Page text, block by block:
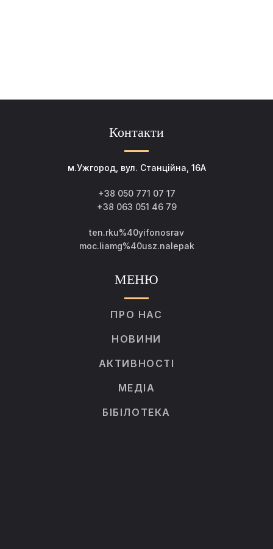
Контакти
м.Ужгород, вул. Станційна, 16А
+38 050 771 07 17
+38 063 051 46 79
ten.rku%40yifonosrav
moc.liamg%40usz.nalepak
МЕНЮ
ПРО НАС
НОВИНИ
АКТИВНОСТІ
МЕДІА
БІБІЛОТЕКА